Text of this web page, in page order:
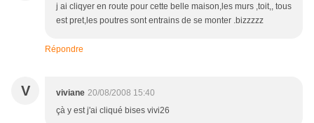
j ai cliqyer en route pour cette belle maison,les murs ,toit,, tous
est pret,les poutres sont entrains de se monter .bizzzzz
Répondre
V viviane 20/08/2008 15:40
çà y est j'ai cliqué bises vivi26